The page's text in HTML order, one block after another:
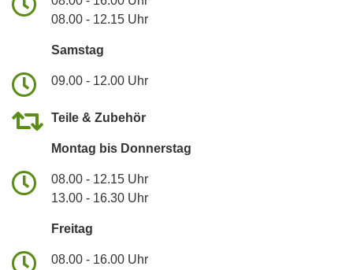
08.00 - 12.15 Uhr
Samstag
09.00 - 12.00 Uhr
Teile & Zubehör
Montag bis Donnerstag
08.00 - 12.15 Uhr
13.00 - 16.30 Uhr
Freitag
08.00 - 16.00 Uhr